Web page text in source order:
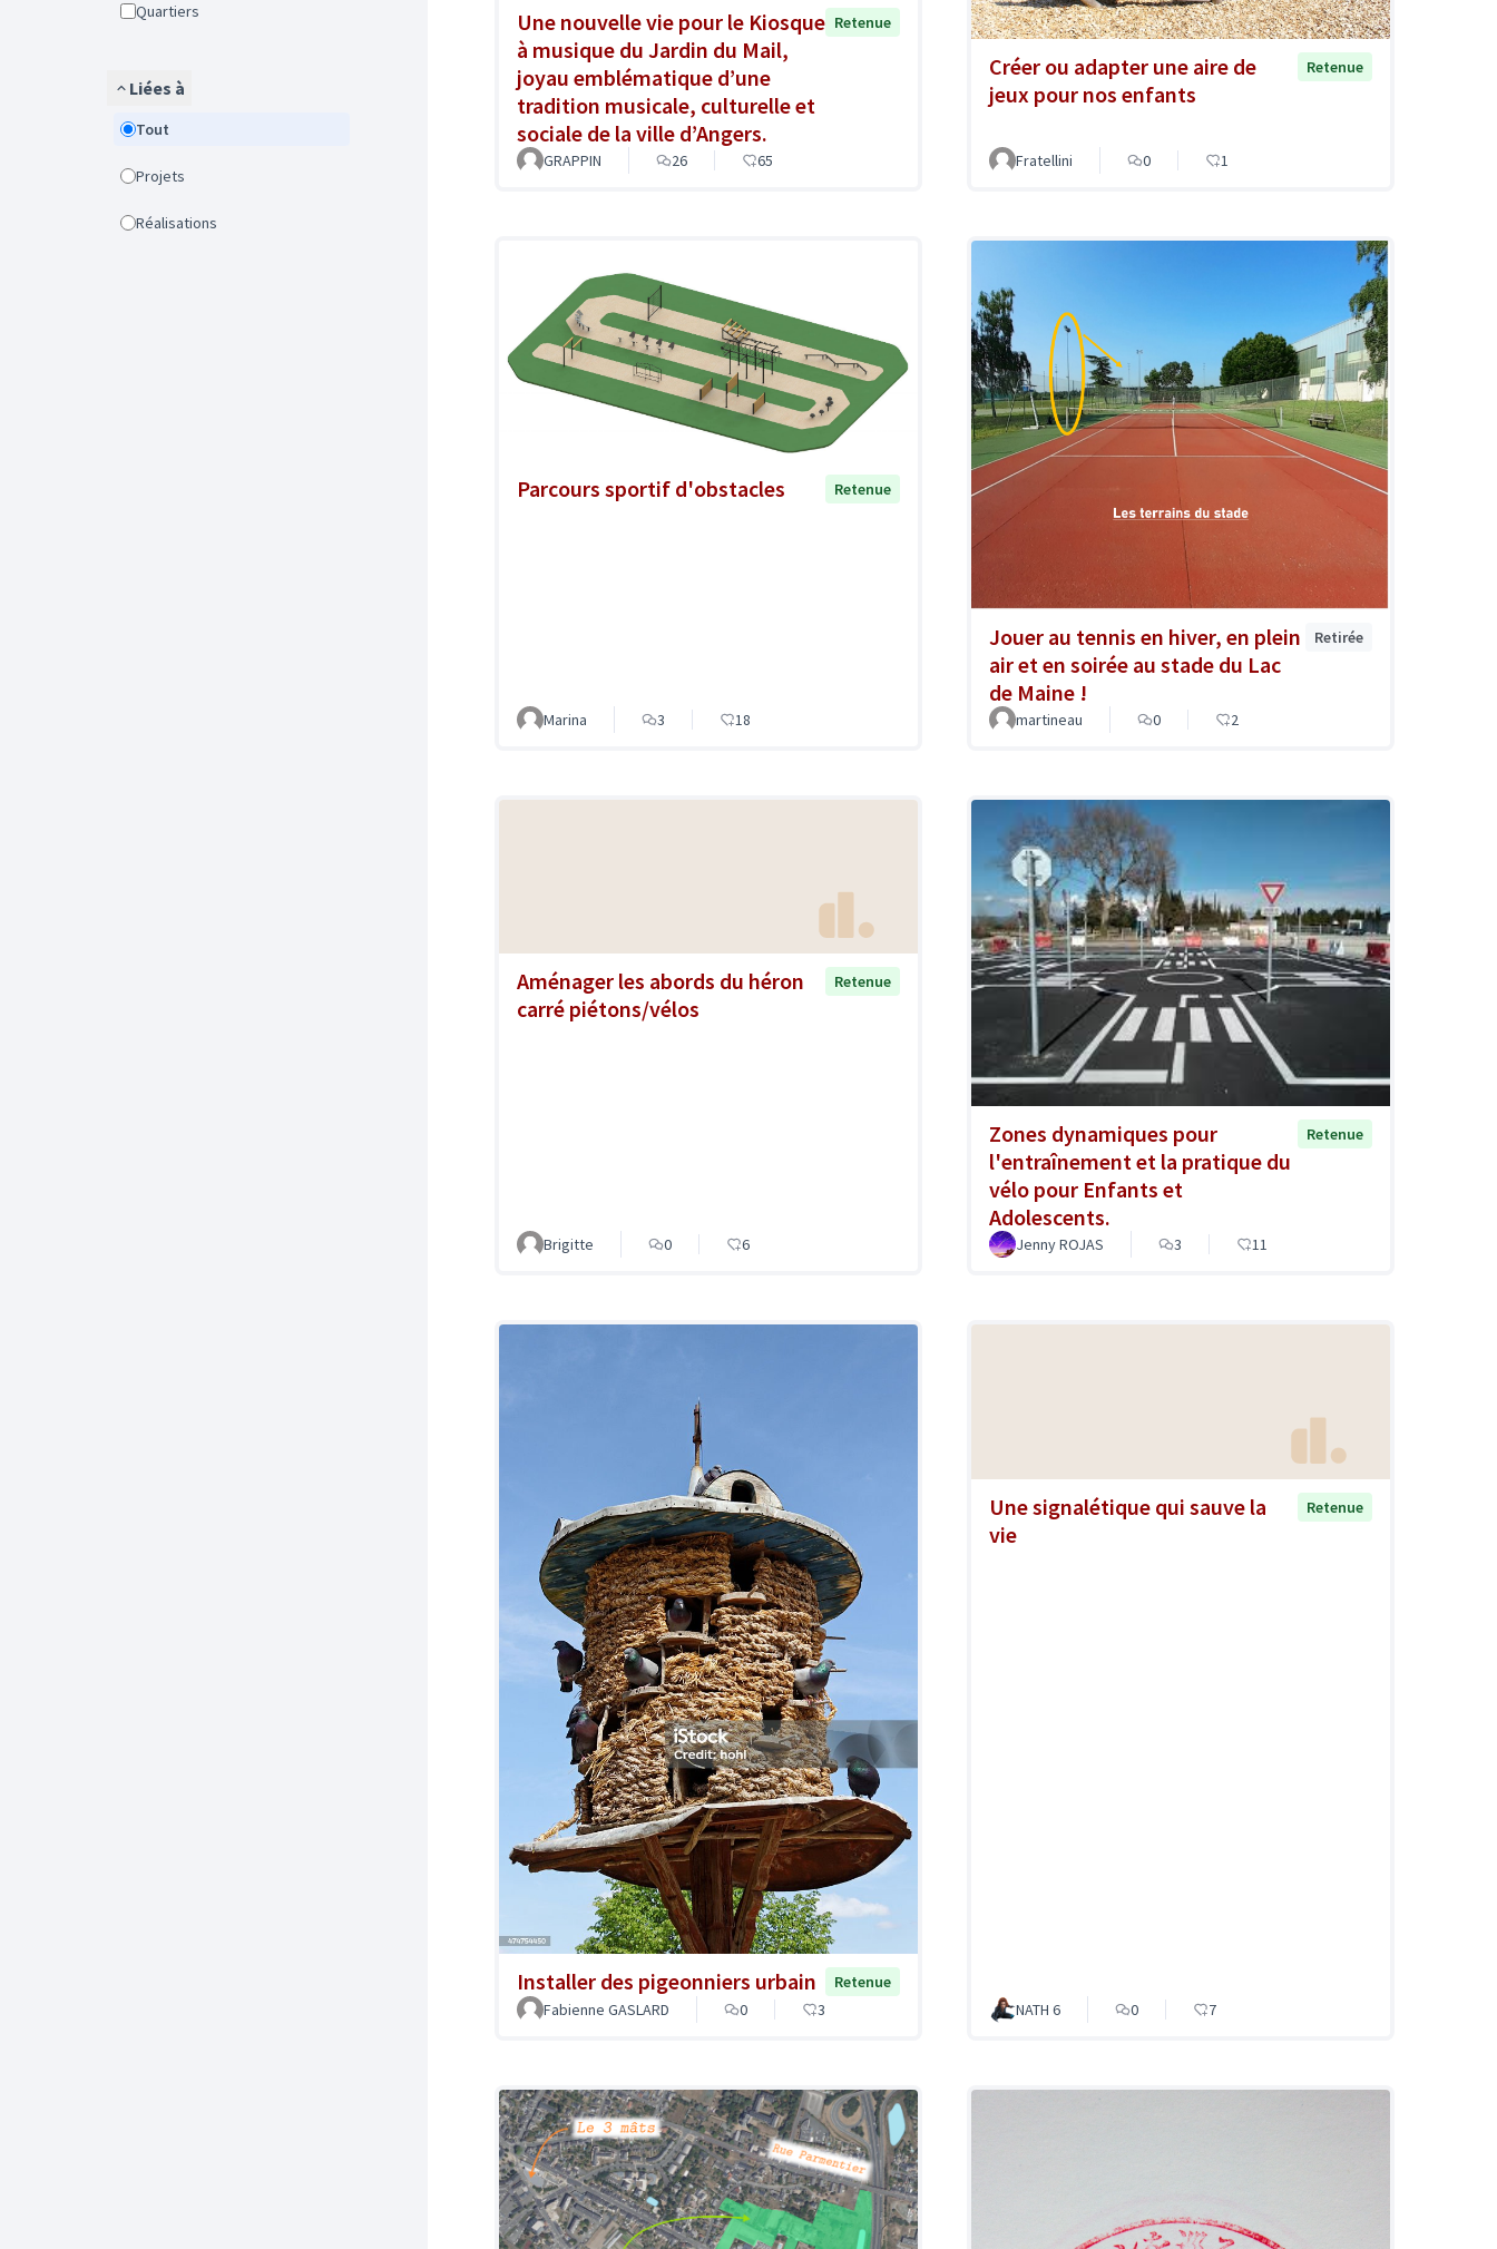
Quartiers
Liées à
Tout
Projets
Réalisations
Une nouvelle vie pour le Kiosque
à musique du Jardin du Mail,
joyau emblématique d’une
tradition musicale, culturelle et
sociale de la ville d’Angers.
Retenue
GRAPPIN 26 65
Créer ou adapter une aire de
jeux pour nos enfants
Retenue
Fratellini 0 1
Parcours sportif d'obstacles Retenue
Marina 3 18
Jouer au tennis en hiver, en plein
air et en soirée au stade du Lac
de Maine !
Retirée
martineau 0 2
Aménager les abords du héron
carré piétons/vélos
Retenue
Brigitte 0 6
Zones dynamiques pour
l'entraînement et la pratique du
vélo pour Enfants et
Adolescents.
Retenue
Jenny ROJAS 3 11
Installer des pigeonniers urbain
Retenue
Fabienne GASLARD
0 3
Une signalétique qui sauve la
vie
Retenue
NATH 6 0 7